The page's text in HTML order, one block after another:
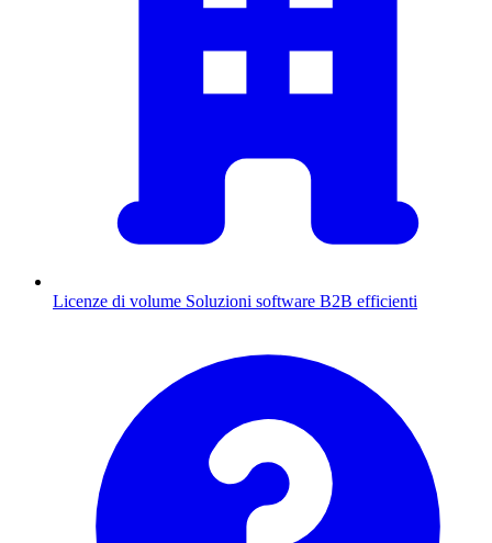
Licenze di volume Soluzioni software B2B efficienti